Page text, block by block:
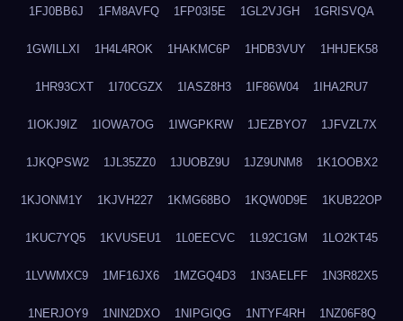
1FJ0BB6J 1FM8AVFQ 1FP03I5E 1GL2VJGH 1GRISVQA
1GWILLXI 1H4L4ROK 1HAKMC6P 1HDB3VUY 1HHJEK58
1HR93CXT 1I70CGZX 1IASZ8H3 1IF86W04 1IHA2RU7
1IOKJ9IZ 1IOWA7OG 1IWGPKRW 1JEZBYO7 1JFVZL7X
1JKQPSW2 1JL35ZZ0 1JUOBZ9U 1JZ9UNM8 1K1OOBX2
1KJONM1Y 1KJVH227 1KMG68BO 1KQW0D9E 1KUB22OP
1KUC7YQ5 1KVUSEU1 1L0EECVC 1L92C1GM 1LO2KT45
1LVWMXC9 1MF16JX6 1MZGQ4D3 1N3AELFF 1N3R82X5
1NERJOY9 1NIN2DXO 1NIPGIQG 1NTYF4RH 1NZ06F8Q